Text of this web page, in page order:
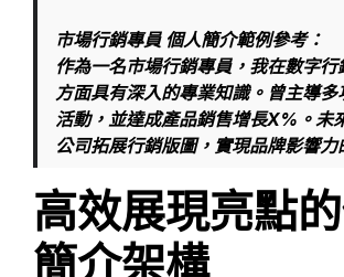
市場行銷專員 個人簡介範例參考：
作為一名市場行銷專員，我在數字行
方面具有深入的專業知識。曾主導多
活動，並達成產品銷售增長X%。未
公司拓展行銷版圖，實現品牌影響力
高效展現亮點
簡介架構